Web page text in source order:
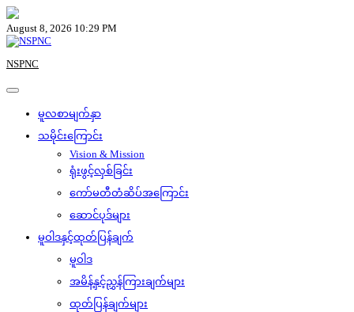
Skip
to
content
August 8, 2026 10:29 PM
NSPNC
မူလစာမျက်နှာ
သမိုင်းကြောင်း
Vision & Mission
ရုံးဖွင့်လှစ်ခြင်း
ကော်မတီတံဆိပ်အကြောင်း
ဆောင်ပုဒ်များ
မူဝါဒနှင့်ထုတ်ပြန်ချက်
မူဝါဒ
အမိန့်နှင့်ညွှန်ကြားချက်များ
ထုတ်ပြန်ချက်များ